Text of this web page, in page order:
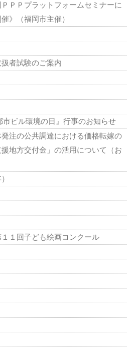
ＰＰプラットフォームセミナーに
》（福岡市主催）
者試験のご案内
市ビル環境の日』行事のお知らせ
発注の公共調達における価格転嫁の
地方交付金」の活用について（お
１回子ども絵画コンクール